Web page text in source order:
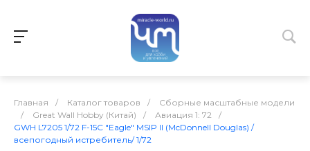
Главная / Каталог товаров /
Сборные масштабные модели
/
Great Wall Hobby (Китай) / Авиация 1: 72
/
GWH L7205 1/72 F-15C "Eagle" MSIP II (McDonnell Douglas) /
всепогодный истребитель/ 1/72